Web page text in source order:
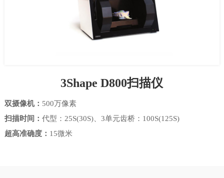
3Shape D800扫描仪
双摄像机： 500万像素
扫描时间： 代型：25S(30S)、3单元齿桥：100S(125S)
超高准确度： 15微米